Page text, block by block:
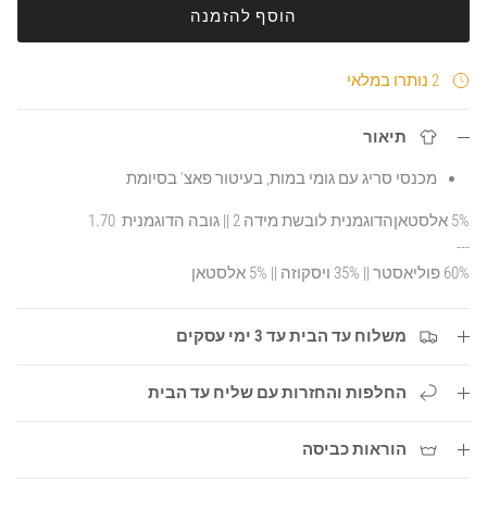
הוסף להזמנה
2 נותרו במלאי
תיאור
מכנסי סריג עם גומי במות, בעיטור פאצ' בסיומת
5% אלסטאןהדוגמנית לובשת מידה 2 || גובה הדוגמנית 1.70
---
60% פוליאסטר || 35% ויסקוזה || 5% אלסטאן
משלוח עד הבית עד 3 ימי עסקים
החלפות והחזרות עם שליח עד הבית
הוראות כביסה